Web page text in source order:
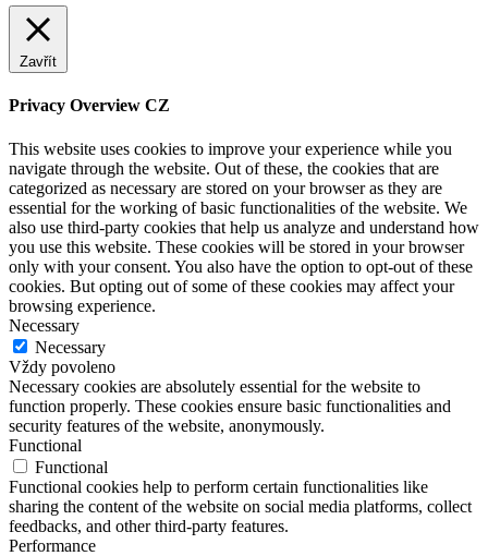
Zavřít
Privacy Overview CZ
This website uses cookies to improve your experience while you
navigate through the website. Out of these, the cookies that are
categorized as necessary are stored on your browser as they are
essential for the working of basic functionalities of the website. We
also use third-party cookies that help us analyze and understand how
you use this website. These cookies will be stored in your browser
only with your consent. You also have the option to opt-out of these
cookies. But opting out of some of these cookies may affect your
browsing experience.
Necessary
Necessary
Vždy povoleno
Necessary cookies are absolutely essential for the website to
function properly. These cookies ensure basic functionalities and
security features of the website, anonymously.
Functional
Functional
Functional cookies help to perform certain functionalities like
sharing the content of the website on social media platforms, collect
feedbacks, and other third-party features.
Performance